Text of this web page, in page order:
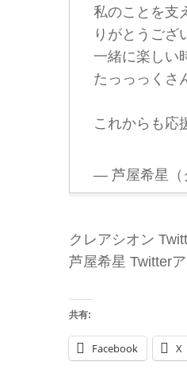
私のことを支
りがとうござ
一緒に楽しい
たっっっくさ
これからも応
— 芦屋希星（
クレアシオン
芦屋希星 Twitterア
共有:
Facebook X